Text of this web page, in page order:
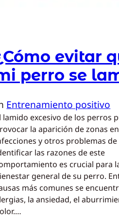
evitar
perro se
Entrenamiento positivo
lamido excesivo de los perros
la aparición de zonas
y otros problemas de
las razones de este
es crucial para
general de su perro.
más comunes se
la ansiedad, el